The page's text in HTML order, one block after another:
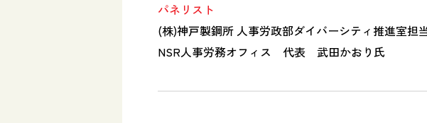
パネリスト
(株)神戸製鋼所 人事労政部ダイバーシティ推進室
NSR人事労務オフィス 代表 武田かおり氏